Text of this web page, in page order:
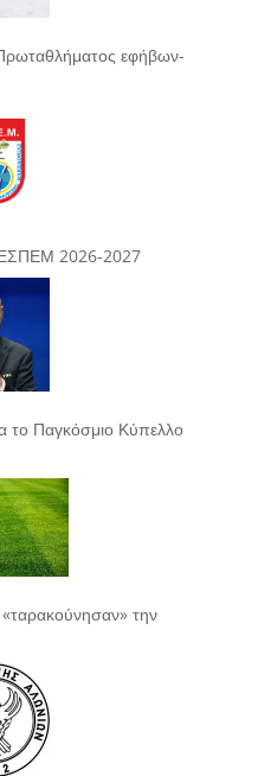
εφήβων-
2026-2027
το Παγκόσμιο Κύπελλο
την